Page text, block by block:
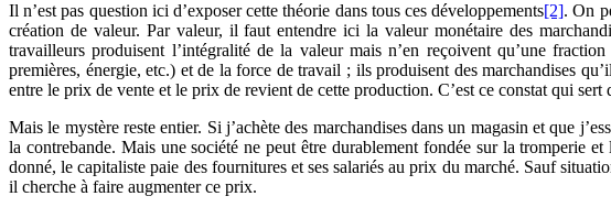
Il n’est pas question ici d’exposer cette théorie dans tous ces développements[2]. On
création de valeur. Par valeur, il faut entendre ici la valeur monétaire des
travailleurs produisent l’intégralité de la valeur mais n’en reçoivent qu’une
premières, énergie, etc.) et de la force de travail ; ils produisent des marchandises
entre le prix de vente et le prix de revient de cette production. C’est ce constat qui sert
Mais le mystère reste entier. Si j’achète des marchandises dans un magasin et que
la contrebande. Mais une société ne peut être durablement fondée sur la tromperie
donné, le capitaliste paie des fournitures et ses salariés au prix du marché. Sauf
il cherche à faire augmenter ce prix.